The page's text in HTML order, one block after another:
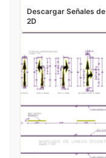
Descargar Señales
2D